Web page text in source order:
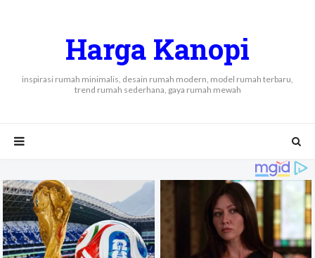
Harga Kanopi
inspirasi rumah minimalis, desain rumah modern, model rumah terbaru,
trend rumah sederhana, gaya rumah mewah